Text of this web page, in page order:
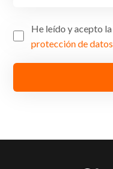
He leído y acepto la
protección de datos